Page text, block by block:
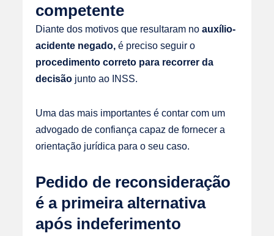
competente
Diante dos motivos que resultaram noauxílio-
acidente negado,é preciso seguir o
procedimento correto para recorrer da
decisão junto ao INSS.
Uma das mais importantes é contar com um
advogado de confiança capaz de fornecer a
orientação jurídica para o seu caso.
Pedido de reconsideração
é a primeira alternativa
após indeferimento